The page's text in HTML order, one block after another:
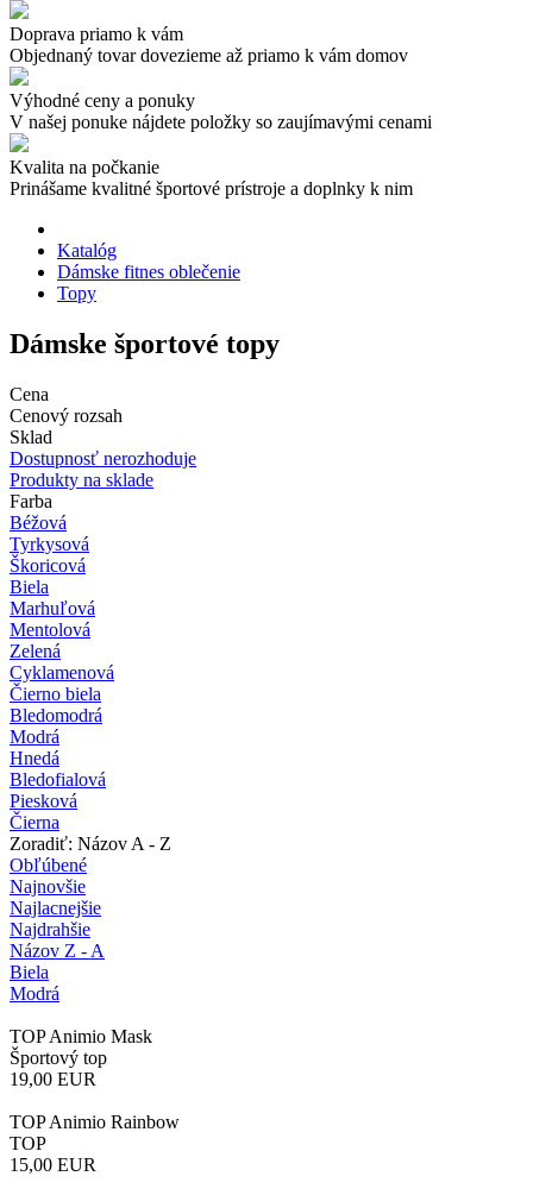
Doprava priamo k vám
Objednaný tovar dovezieme až priamo k vám domov
Výhodné ceny a ponuky
V našej ponuke nájdete položky so zaujímavými cenami
Kvalita na počkanie
Prinášame kvalitné športové prístroje a doplnky k nim
Katalóg
Dámske fitnes oblečenie
Topy
Dámske športové topy
Cena
Cenový rozsah
Sklad
Dostupnosť nerozhoduje
Produkty na sklade
Farba
Béžová
Tyrkysová
Škoricová
Biela
Marhuľová
Mentolová
Zelená
Cyklamenová
Čierno biela
Bledomodrá
Modrá
Hnedá
Bledofialová
Piesková
Čierna
Zoradiť: Názov A - Z
Obľúbené
Najnovšie
Najlacnejšie
Najdrahšie
Názov Z - A
Biela
Modrá
TOP Animio Mask
Športový top
19,00 EUR
TOP Animio Rainbow
TOP
15,00 EUR